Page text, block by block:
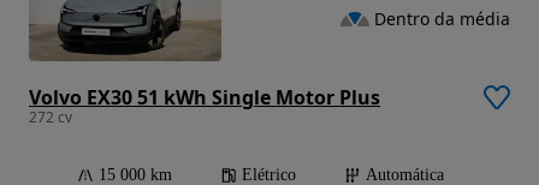
Volvo EX30 51 kWh Single Motor Plus
272 cv
15 000 km Elétrico
Automática
Dentro da média